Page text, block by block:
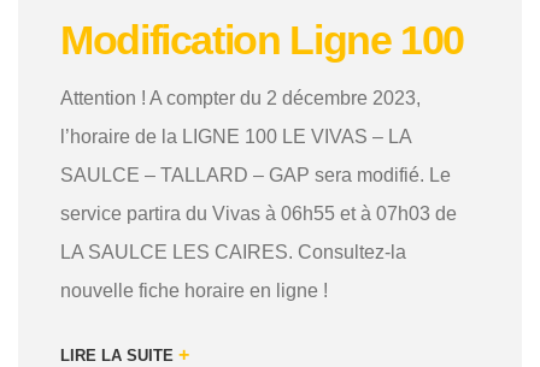
Modification Ligne 100
Attention ! A compter du 2 décembre 2023,
l’horaire de la LIGNE 100 LE VIVAS – LA
SAULCE – TALLARD – GAP sera modifié. Le
service partira du Vivas à 06h55 et à 07h03 de
LA SAULCE LES CAIRES. Consultez-la
nouvelle fiche horaire en ligne !
LIRE LA SUITE +